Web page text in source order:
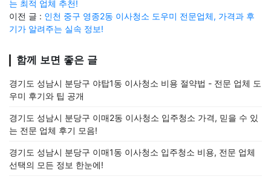
는 최적 업체 추천!
이전 글 : 인천 중구 영종2동 이사청소 도우미 전문업체, 가격과 후
기가 알려주는 실속 정보!
함께 보면 좋은 글
경기도 성남시 분당구 야탑1동 이사청소 비용 절약법 - 전문 업체 도
우미 후기와 팁 공개
경기도 성남시 분당구 이매2동 이사청소 입주청소 가격, 믿을 수 있
는 전문 업체 후기 모음!
경기도 성남시 분당구 이매1동 이사청소 입주청소 비용, 전문 업체
선택의 모든 정보 한눈에!